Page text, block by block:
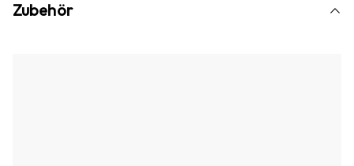
Zubehör